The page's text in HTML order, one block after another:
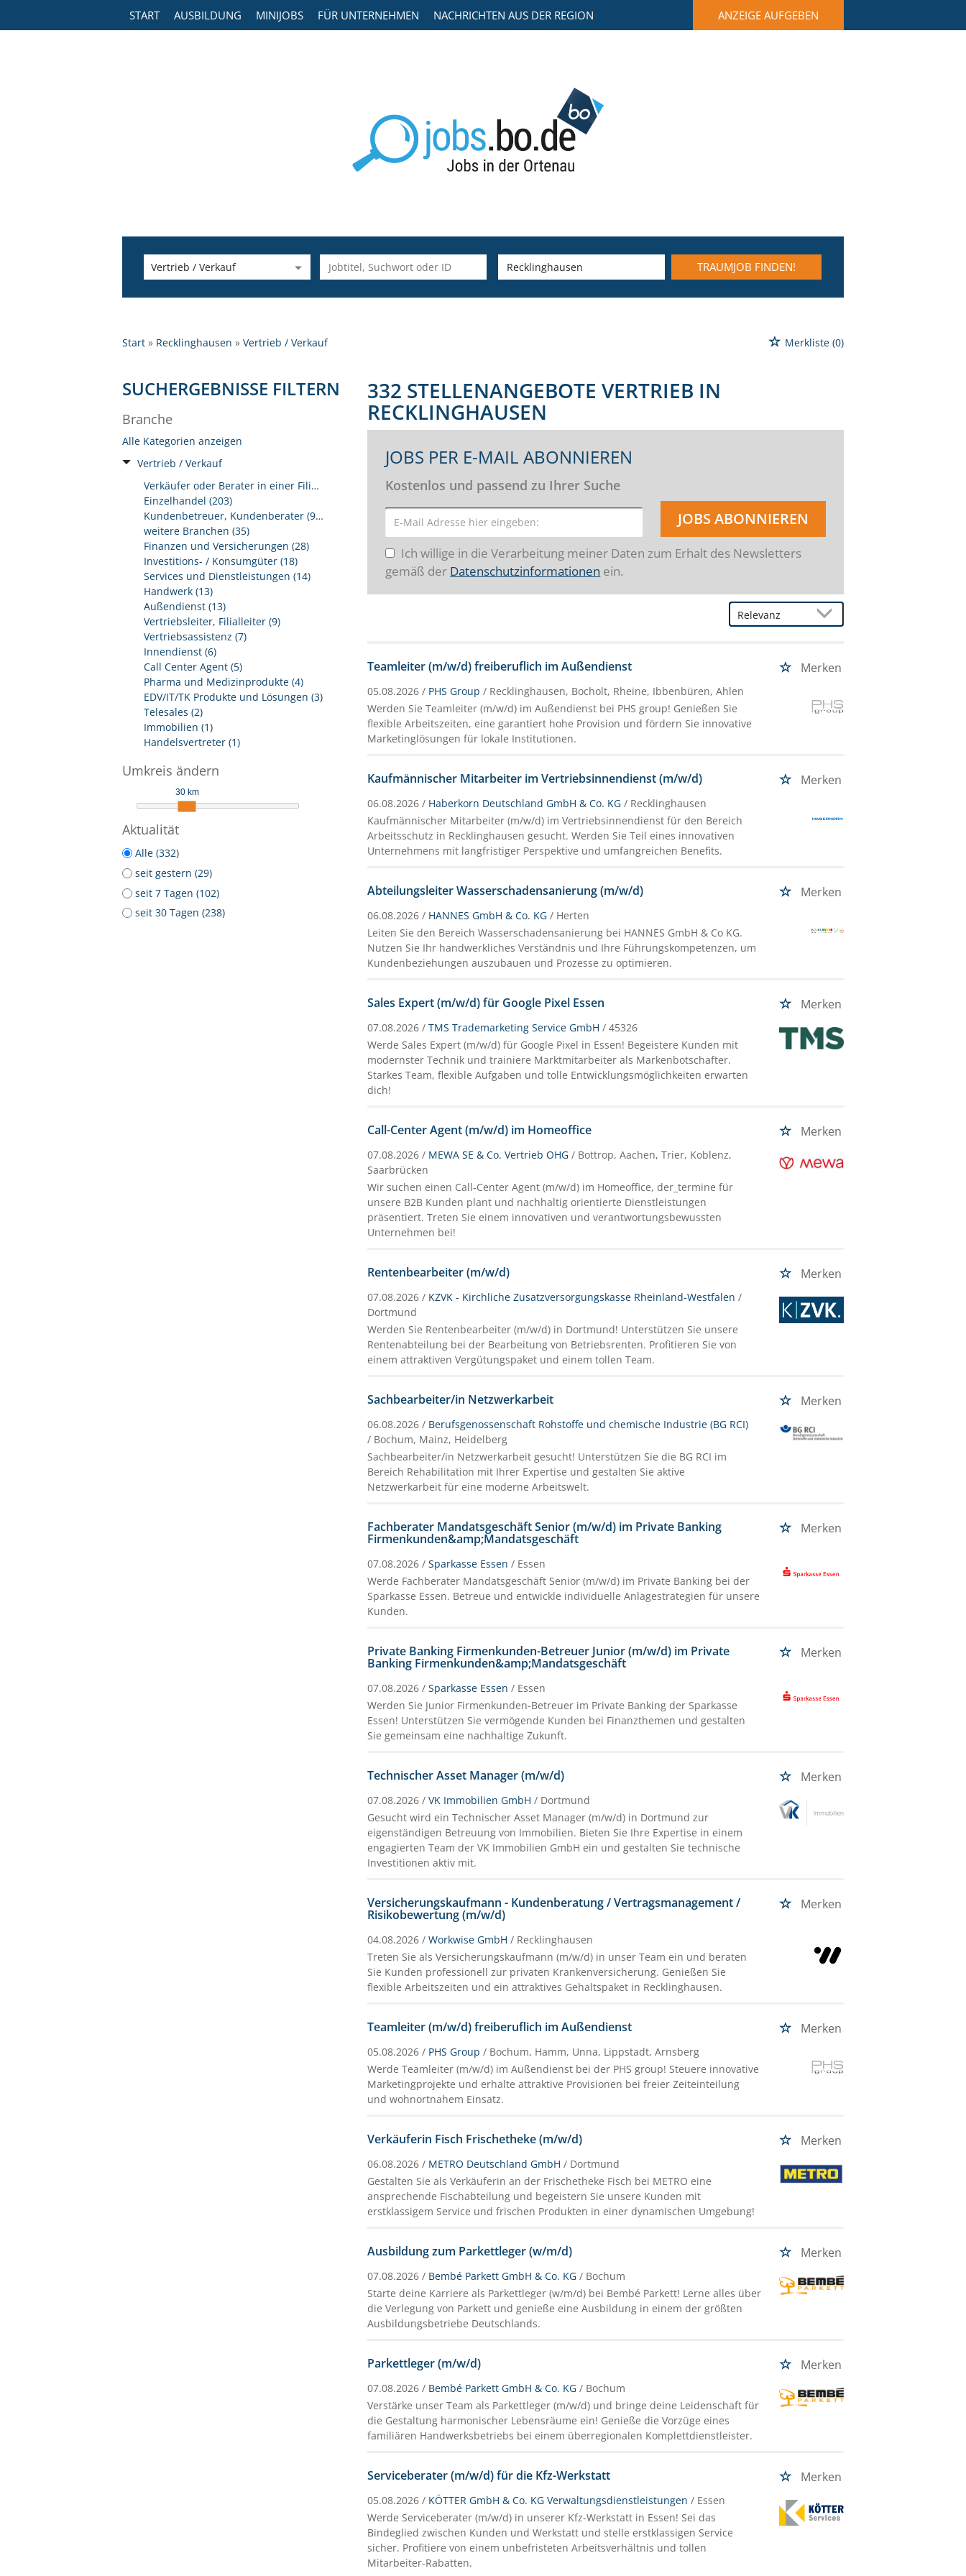
START AUSBILDUNG MINIJOBS FÜR UNTERNEHMEN NACHRICHTEN AUS DER REGION ANZEIGE AUFGEBEN
TRAUMJOB FINDEN!
Start Recklinghausen Vertrieb / Verkauf Merkliste (0)
SUCHERGEBNISSE FILTERN
Branche
Alle Kategorien anzeigen
Vertrieb / Verkauf
Verkäufer oder Berater in einer Filiale (204)
Einzelhandel (203)
Kundenbetreuer, Kundenberater (92)
weitere Branchen (35)
Finanzen und Versicherungen (28)
Investitions- / Konsumgüter (18)
Services und Dienstleistungen (14)
Handwerk (13)
Außendienst (13)
Vertriebsleiter, Filialleiter (9)
Vertriebsassistenz (7)
Innendienst (6)
Call Center Agent (5)
Pharma und Medizinprodukte (4)
EDV/IT/TK Produkte und Lösungen (3)
Telesales (2)
Immobilien (1)
Handelsvertreter (1)
Umkreis ändern
30 km
Aktualität
Alle (332)
seit gestern (29)
seit 7 Tagen (102)
seit 30 Tagen (238)
332 STELLENANGEBOTE VERTRIEB IN
RECKLINGHAUSEN
JOBS PER E-MAIL ABONNIEREN
Kostenlos und passend zu Ihrer Suche
JOBS ABONNIEREN
Ich willige in die Verarbeitung meiner Daten zum Erhalt des Newsletters
gemäß der Datenschutzinformationen ein.
Teamleiter (m/w/d) freiberuflich im Außendienst Merken
05.08.2026 / PHS Group / Recklinghausen, Bocholt, Rheine, Ibbenbüren, Ahlen
Werden Sie Teamleiter (m/w/d) im Außendienst bei PHS group! Genießen Sie
flexible Arbeitszeiten, eine garantiert hohe Provision und fördern Sie innovative
Marketinglösungen für lokale Institutionen.
Kaufmännischer Mitarbeiter im Vertriebsinnendienst (m/w/d) Merken
06.08.2026 / Haberkorn Deutschland GmbH & Co. KG / Recklinghausen
Kaufmännischer Mitarbeiter (m/w/d) im Vertriebsinnendienst für den Bereich
Arbeitsschutz in Recklinghausen gesucht. Werden Sie Teil eines innovativen
Unternehmens mit langfristiger Perspektive und umfangreichen Benefits.
Abteilungsleiter Wasserschadensanierung (m/w/d) Merken
06.08.2026 / HANNES GmbH & Co. KG / Herten
Leiten Sie den Bereich Wasserschadensanierung bei HANNES GmbH & Co KG.
Nutzen Sie Ihr handwerkliches Verständnis und Ihre Führungskompetenzen, um
Kundenbeziehungen auszubauen und Prozesse zu optimieren.
Sales Expert (m/w/d) für Google Pixel Essen Merken
07.08.2026 /TMS Trademarketing Service GmbH / 45326
Werde Sales Expert (m/w/d) für Google Pixel in Essen! Begeistere Kunden mit
modernster Technik und trainiere Marktmitarbeiter als Markenbotschafter.
Starkes Team, flexible Aufgaben und tolle Entwicklungsmöglichkeiten erwarten
dich!
Call-Center Agent (m/w/d) im Homeoffice Merken
07.08.2026 / MEWA SE & Co. Vertrieb OHG / Bottrop, Aachen, Trier, Koblenz,
Saarbrücken
Wir suchen einen Call-Center Agent (m/w/d) im Homeoffice, der_termine für
unsere B2B Kunden plant und nachhaltig orientierte Dienstleistungen
präsentiert. Treten Sie einem innovativen und verantwortungsbewussten
Unternehmen bei!
Rentenbearbeiter (m/w/d) Merken
07.08.2026 / KZVK - Kirchliche Zusatzversorgungskasse Rheinland-Westfalen /
Dortmund
Werden Sie Rentenbearbeiter (m/w/d) in Dortmund! Unterstützen Sie unsere
Rentenabteilung bei der Bearbeitung von Betriebsrenten. Profitieren Sie von
einem attraktiven Vergütungspaket und einem tollen Team.
Sachbearbeiter/in Netzwerkarbeit Merken
06.08.2026 / Berufsgenossenschaft Rohstoffe und chemische Industrie (BG RCI)
/ Bochum, Mainz, Heidelberg
Sachbearbeiter/in Netzwerkarbeit gesucht! Unterstützen Sie die BG RCI im
Bereich Rehabilitation mit Ihrer Expertise und gestalten Sie aktive
Netzwerkarbeit für eine moderne Arbeitswelt.
Fachberater Mandatsgeschäft Senior (m/w/d) im Private Banking
Firmenkunden&amp;Mandatsgeschäft
Merken
07.08.2026 /Sparkasse Essen / Essen
Werde Fachberater Mandatsgeschäft Senior (m/w/d) im Private Banking bei der
Sparkasse Essen. Betreue und entwickle individuelle Anlagestrategien für unsere
Kunden.
Private Banking Firmenkunden-Betreuer Junior (m/w/d) im Private
Banking Firmenkunden&amp;Mandatsgeschäft
Merken
07.08.2026 /Sparkasse Essen / Essen
Werden Sie Junior Firmenkunden-Betreuer im Private Banking der Sparkasse
Essen! Unterstützen Sie vermögende Kunden bei Finanzthemen und gestalten
Sie gemeinsam eine nachhaltige Zukunft.
Technischer Asset Manager (m/w/d) Merken
07.08.2026 /VK Immobilien GmbH / Dortmund
Gesucht wird ein Technischer Asset Manager (m/w/d) in Dortmund zur
eigenständigen Betreuung von Immobilien. Bieten Sie Ihre Expertise in einem
engagierten Team der VK Immobilien GmbH ein und gestalten Sie technische
Investitionen aktiv mit.
Versicherungskaufmann - Kundenberatung / Vertragsmanagement /
Risikobewertung (m/w/d)
Merken
04.08.2026 /Workwise GmbH / Recklinghausen
Treten Sie als Versicherungskaufmann (m/w/d) in unser Team ein und beraten
Sie Kunden professionell zur privaten Krankenversicherung. Genießen Sie
flexible Arbeitszeiten und ein attraktives Gehaltspaket in Recklinghausen.
Teamleiter (m/w/d) freiberuflich im Außendienst Merken
05.08.2026 / PHS Group / Bochum, Hamm, Unna, Lippstadt, Arnsberg
Werde Teamleiter (m/w/d) im Außendienst bei der PHS group! Steuere innovative
Marketingprojekte und erhalte attraktive Provisionen bei freier Zeiteinteilung
und wohnortnahem Einsatz.
Verkäuferin Fisch Frischetheke (m/w/d) Merken
06.08.2026 / METRO Deutschland GmbH / Dortmund
Gestalten Sie als Verkäuferin an der Frischetheke Fisch bei METRO eine
ansprechende Fischabteilung und begeistern Sie unsere Kunden mit
erstklassigem Service und frischen Produkten in einer dynamischen Umgebung!
Ausbildung zum Parkettleger (w/m/d) Merken
07.08.2026 / Bembé Parkett GmbH & Co. KG / Bochum
Starte deine Karriere als Parkettleger (w/m/d) bei Bembé Parkett! Lerne alles über
die Verlegung von Parkett und genieße eine Ausbildung in einem der größten
Ausbildungsbetriebe Deutschlands.
Parkettleger (m/w/d) Merken
07.08.2026 / Bembé Parkett GmbH & Co. KG / Bochum
Verstärke unser Team als Parkettleger (m/w/d) und bringe deine Leidenschaft für
die Gestaltung harmonischer Lebensräume ein! Genieße die Vorzüge eines
familiären Handwerksbetriebs bei einem überregionalen Komplettdienstleister.
Serviceberater (m/w/d) für die Kfz-Werkstatt Merken
05.08.2026 / KÖTTER GmbH & Co. KG Verwaltungsdienstleistungen / Essen
Werde Serviceberater (m/w/d) in unserer Kfz-Werkstatt in Essen! Sei das
Bindeglied zwischen Kunden und Werkstatt und stelle erstklassigen Service
sicher. Profitiere von einem unbefristeten Arbeitsverhältnis und tollen
Mitarbeiter-Rabatten.